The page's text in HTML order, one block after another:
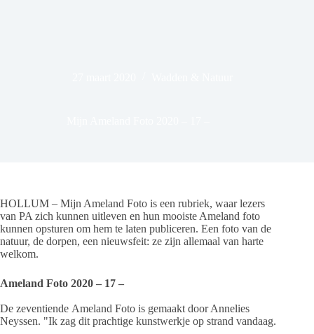
HOLLUM – Mijn Ameland Foto is een rubriek, waar lezers
van PA zich kunnen uitleven en hun mooiste Ameland foto
kunnen opsturen om hem te laten publiceren. Een foto van de
natuur, de dorpen, een nieuwsfeit: ze zijn allemaal van harte
welkom.
Ameland Foto 2020 – 17 –
De zeventiende Ameland Foto is gemaakt door Annelies
Neyssen. "Ik zag dit prachtige kunstwerkje op strand vandaag.